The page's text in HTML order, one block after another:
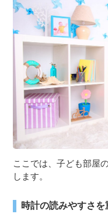
１歳児
２歳児
３〜６歳児
７〜１２歳児
ここでは、子ども部屋
します。
時計の読みやすさを